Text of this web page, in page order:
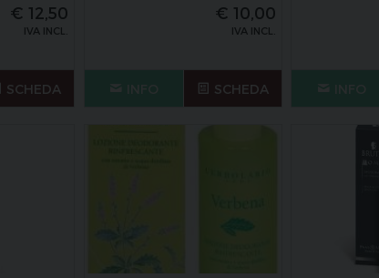
€ 12,50
IVA INCL.
SCHEDA
€ 10,00
IVA INCL.
SCHEDA